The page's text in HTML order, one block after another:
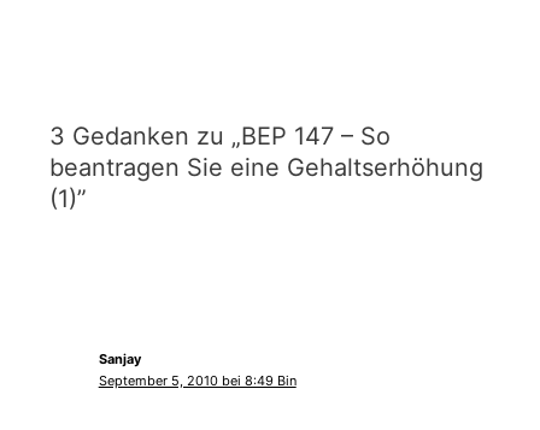
3 Gedanken zu „BEP 147 – So
beantragen Sie eine Gehaltserhöhung
(1)”
Sanjay
September 5, 2010 bei 8:49 Bin